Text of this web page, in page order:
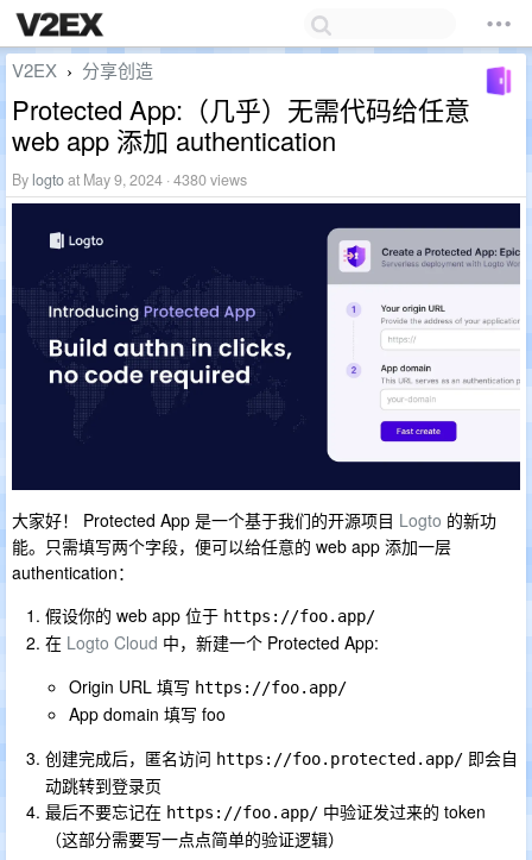
V2EX › 分享创造
Protected App:（几乎）无需代码给任意
web app 添加 authentication
By logtoat May 9, 2024 · 4380 views
大家好！ Protected App 是一个基于我们的开源项目 Logto 的新功
能。只需填写两个字段，便可以给任意的 web app 添加一层
authentication：
假设你的 web app 位于 https://foo.app/
在 Logto Cloud 中，新建一个 Protected App:
Origin URL 填写 https://foo.app/
App domain 填写 foo
创建完成后，匿名访问 https://foo.protected.app/ 即会自
动跳转到登录页
最后不要忘记在 https://foo.app/ 中验证发过来的 token
（这部分需要写一点点简单的验证逻辑）